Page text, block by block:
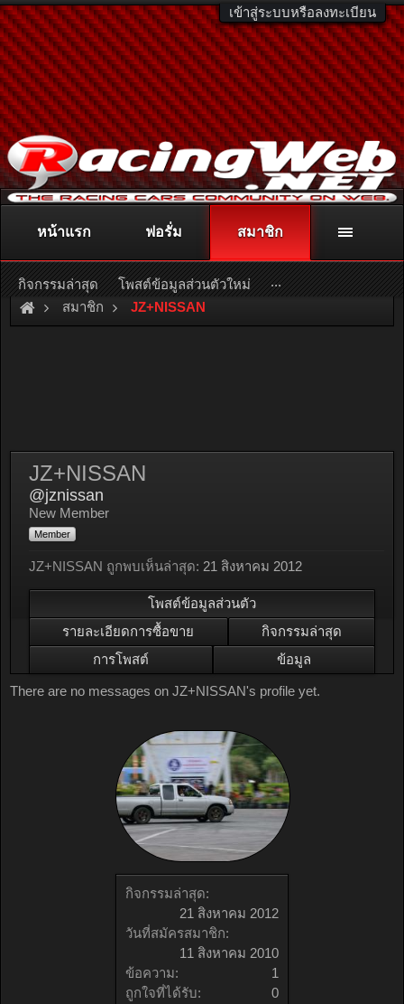
เข้าสู่ระบบหรือลงทะเบียน
ติดต่อลงโฆษณา racingweb@gmail.comหรือโทร. 081-811-1138
หรืออ่านรายละเอียดเพิ่มเติม คลิกที่นี่
สมาชิก JZ+NISSAN
กิจกรรมล่าสุด:
21 สิงหาคม 2012
วันที่สมัครสมาชิก:
11 สิงหาคม 2010
ข้อความ:
1
ถูกใจที่ได้รับ:
0
JZ+NISSAN
@jznissan
New Member
Member
JZ+NISSAN ถูกพบเห็นล่าสุด: 21 สิงหาคม 2012
โพสต์ข้อมูลส่วนตัว
รายละเอียดการซื้อขาย
กิจกรรมล่าสุด
การโพสต์
ข้อมูล
There are no messages on JZ+NISSAN's profile yet.
หน้าแรก ฟอรั่ม สมาชิก
กิจกรรมล่าสุด โพสต์ข้อมูลส่วนตัวใหม่ ...